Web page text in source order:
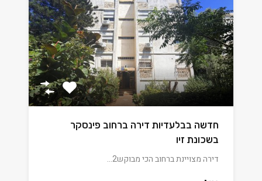
חדשה בבלעדיות דירה ברחוב פינסקר
בשכונת זיו
דירה מצויינת ברחוב הכי מבוקש2…